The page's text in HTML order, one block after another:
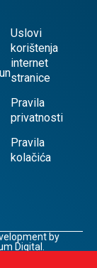
Uslovi
korištenja
internet
stranice
Pravila
privatnosti
Pravila
kolačića
by
Digital.